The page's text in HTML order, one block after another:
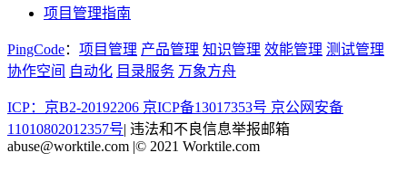
项目管理指南
PingCode： 项目管理 产品管理 知识管理 效能管理 测试管理
协作空间 自动化 目录服务 万象方舟
ICP：京B2-20192206 京ICP备13017353号 京公网安备
11010802012357号| 违法和不良信息举报邮箱
abuse@worktile.com |© 2021 Worktile.com